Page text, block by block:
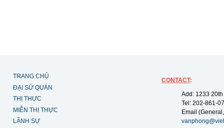
TRANG CHỦ
ĐẠI SỨ QUÁN
THỊ THỰC
MIỄN THỊ THỰC
LÃNH SỰ
CONTACT:
Add: 1233
Tel: 202-861-
Email